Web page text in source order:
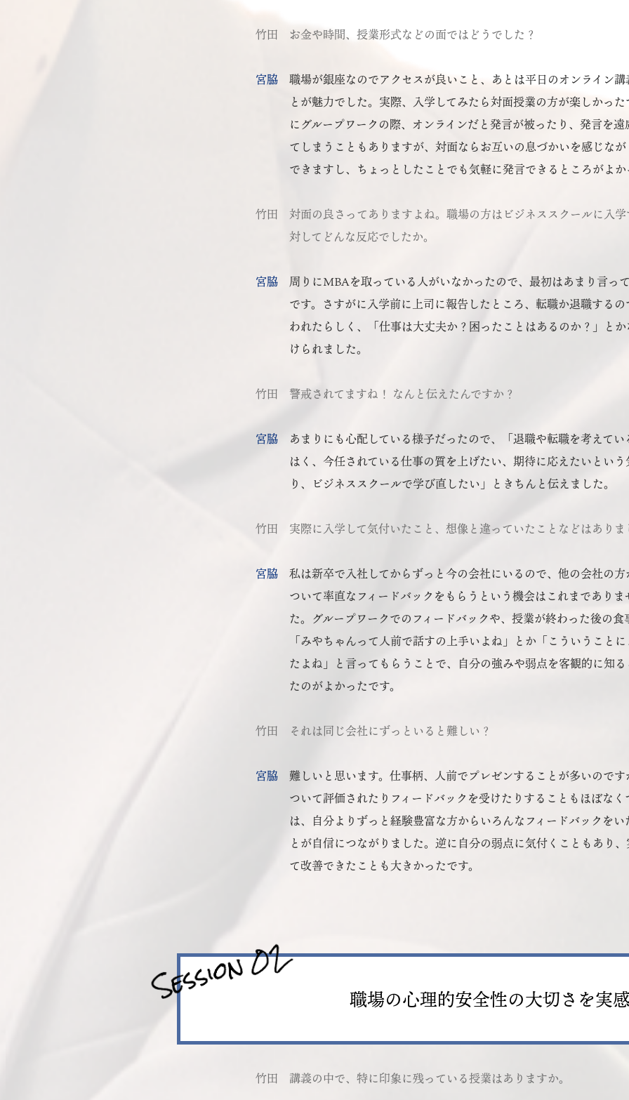
竹田 お金や時間、授業形式などの面ではどうでした？
宮脇
職場が銀座なのでアクセスが良いこと、あとは平日のオンライン
とが魅力でした。実際、入学してみたら対面授業の方が楽しかっ
にグループワークの際、オンラインだと発言が被ったり、発言を
てしまうこともありますが、対面ならお互いの息づかいを感じな
できますし、ちょっとしたことでも気軽に発言できるところがよ
竹田
対面の良さってありますよね。職場の方はビジネススクールに入
対してどんな反応でしたか。
宮脇
周りにMBAを取っている人がいなかったので、最初はあまり言っ
です。さすがに入学前に上司に報告したところ、転職か退職する
われたらしく、「仕事は大丈夫か？困ったことはあるのか？」と
けられました。
竹田 警戒されてますね！ なんと伝えたんですか？
宮脇
あまりにも心配している様子だったので、「退職や転職を考えて
はく、今任されている仕事の質を上げたい、期待に応えたいとい
り、ビジネススクールで学び直したい」ときちんと伝えました。
竹田 実際に入学して気付いたこと、想像と違っていたことなどはあり
宮脇
私は新卒で入社してからずっと今の会社にいるので、他の会社の
ついて率直なフィードバックをもらうという機会はこれまでありま
た。グループワークでのフィードバックや、授業が終わった後の食
「みやちゃんって人前で話すの上手いよね」とか「こういうこと
たよね」と言ってもらうことで、自分の強みや弱点を客観的に知
たのがよかったです。
竹田 それは同じ会社にずっといると難しい？
宮脇
難しいと思います。仕事柄、人前でプレゼンすることが多いので
ついて評価されたりフィードバックを受けたりすることもほぼなく
は、自分よりずっと経験豊富な方からいろんなフィードバックを
とが自信につながりました。逆に自分の弱点に気付くこともあり
て改善できたことも大きかったです。
職場の心理的安全性の大切さを実
竹田 講義の中で、特に印象に残っている授業はありますか。